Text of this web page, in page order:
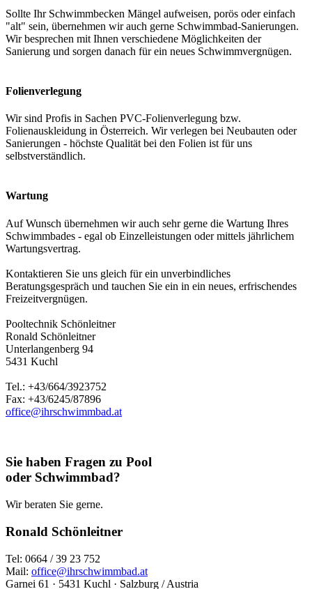
Sollte Ihr Schwimmbecken Mängel aufweisen, porös oder einfach
"alt" sein, übernehmen wir auch gerne Schwimmbad-Sanierungen.
Wir besprechen mit Ihnen verschiedene Möglichkeiten der
Sanierung und sorgen danach für ein neues Schwimmvergnügen.
Folienverlegung
Wir sind Profis in Sachen PVC-Folienverlegung bzw.
Folienauskleidung in Österreich. Wir verlegen bei Neubauten oder
Sanierungen - höchste Qualität bei den Folien ist für uns
selbstverständlich.
Wartung
Auf Wunsch übernehmen wir auch sehr gerne die Wartung Ihres
Schwimmbades - egal ob Einzelleistungen oder mittels jährlichem
Wartungsvertrag.
Kontaktieren Sie uns gleich für ein unverbindliches
Beratungsgespräch und tauchen Sie ein in ein neues, erfrischendes
Freizeitvergnügen.
Pooltechnik Schönleitner
Ronald Schönleitner
Unterlangenberg 94
5431 Kuchl
Tel.: +43/664/3923752
Fax: +43/6245/87896
office@ihrschwimmbad.at
Sie haben Fragen zu Pool
oder Schwimmbad?
Wir beraten Sie gerne.
Ronald Schönleitner
Tel: 0664 / 39 23 752
Mail: office@ihrschwimmbad.at
Garnei 61 · 5431 Kuchl · Salzburg / Austria